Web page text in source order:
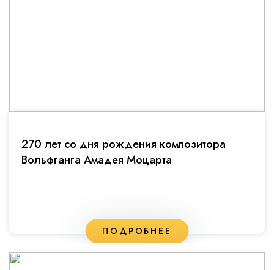
270 лет со дня рождения композитора
Вольфганга Амадея Моцарта
ПОДРОБНЕЕ